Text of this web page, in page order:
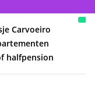
Carvoeiro
halfpension